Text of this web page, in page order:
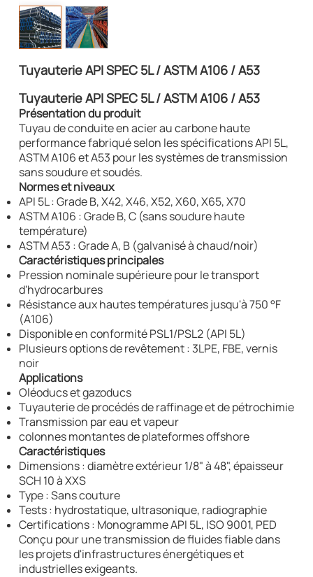
Tuyauterie API SPEC 5L / ASTM A106 / A53
Tuyauterie API SPEC 5L / ASTM A106 / A53
Présentation du produit
Tuyau de conduite en acier au carbone haute
performance fabriqué selon les spécifications API 5L,
ASTM A106 et A53 pour les systèmes de transmission
sans soudure et soudés.
Normes et niveaux
API 5L : Grade B, X42, X46, X52, X60, X65, X70
ASTM A106 : Grade B, C (sans soudure haute
température)
ASTM A53 : Grade A, B (galvanisé à chaud/noir)
Caractéristiques principales
Pression nominale supérieure pour le transport
d'hydrocarbures
Résistance aux hautes températures jusqu'à 750 °F
(A106)
Disponible en conformité PSL1/PSL2 (API 5L)
Plusieurs options de revêtement : 3LPE, FBE, vernis
noir
Applications
Oléoducs et gazoducs
Tuyauterie de procédés de raffinage et de pétrochimie
Transmission par eau et vapeur
colonnes montantes de plateformes offshore
Caractéristiques
Dimensions : diamètre extérieur 1/8" à 48", épaisseur
SCH 10 à XXS
Type : Sans couture
Tests : hydrostatique, ultrasonique, radiographie
Certifications : Monogramme API 5L, ISO 9001, PED
Conçu pour une transmission de fluides fiable dans
les projets d'infrastructures énergétiques et
industrielles exigeants.